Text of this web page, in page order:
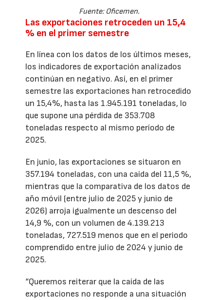
Fuente: Oficemen.
Las exportaciones retroceden un 15,4
% en el primer semestre
En línea con los datos de los últimos meses,
los indicadores de exportación analizados
continúan en negativo. Así, en el primer
semestre las exportaciones han retrocedido
un 15,4%, hasta las 1.945.191 toneladas, lo
que supone una pérdida de 353.708
toneladas respecto al mismo período de
2025.
En junio, las exportaciones se situaron en
357.194 toneladas, con una caída del 11,5 %,
mientras que la comparativa de los datos de
año móvil (entre julio de 2025 y junio de
2026) arroja igualmente un descenso del
14,9 %, con un volumen de 4.139.213
toneladas, 727.519 menos que en el periodo
comprendido entre julio de 2024 y junio de
2025.
“Queremos reiterar que la caída de las
exportaciones no responde a una situación